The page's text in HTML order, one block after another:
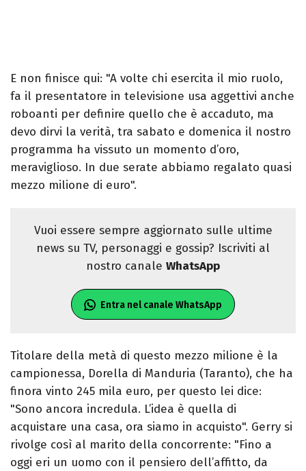
E non finisce qui: "A volte chi esercita il mio ruolo,
fa il presentatore in televisione usa aggettivi anche
roboanti per definire quello che è accaduto, ma
devo dirvi la verità, tra sabato e domenica il nostro
programma ha vissuto un momento d’oro,
meraviglioso. In due serate abbiamo regalato quasi
mezzo milione di euro".
Vuoi essere sempre aggiornato sulle ultime
news su TV, personaggi e gossip? Iscriviti al
nostro canale WhatsApp
Entra nel canale WhatsApp
Titolare della metà di questo mezzo milione è la
campionessa, Dorella di Manduria (Taranto), che ha
finora vinto 245 mila euro, per questo lei dice:
"Sono ancora incredula. L’idea è quella di
acquistare una casa, ora siamo in acquisto". Gerry si
rivolge così al marito della concorrente: "Fino a
oggi eri un uomo con il pensiero dell’affitto, da